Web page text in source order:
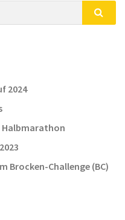
2024
Halbmarathon
Brocken-Challenge (BC)